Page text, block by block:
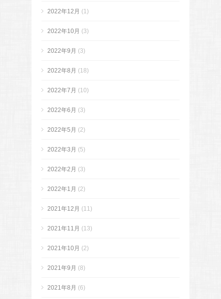
2022年12月 (1)
2022年10月 (3)
2022年9月 (3)
2022年8月 (18)
2022年7月 (10)
2022年6月 (3)
2022年5月 (2)
2022年3月 (5)
2022年2月 (3)
2022年1月 (2)
2021年12月 (11)
2021年11月 (13)
2021年10月 (2)
2021年9月 (8)
2021年8月 (6)